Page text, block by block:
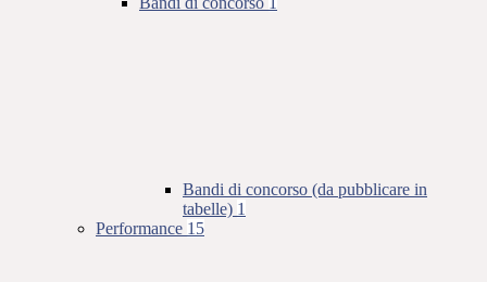
Bandi di concorso (da pubblicare in
tabelle) 1
Performance 15